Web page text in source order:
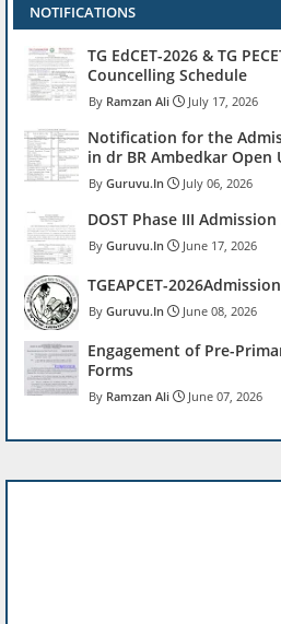
NOTIFICATIONS
TG EdCET-2026 & TG
Councelling Schedule
Ramzan Ali July 17, 2026
Notification for the
in dr BR Ambedkar Open
Guruvu.In July 06, 2026
DOST Phase III
Guruvu.In June 17, 2026
TGEAPCET-
Guruvu.In June 08, 2026
Engagement of Pre-
Forms
Ramzan Ali June 07, 2026